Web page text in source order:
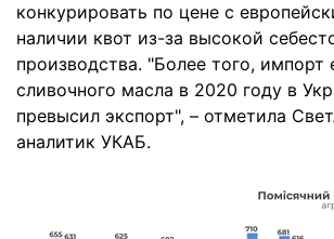
конкурировать по цене с
наличии квот из-за высокой
производства. "Более того, импорт
сливочного масла в 2020 году в
превысил экспорт", – отметила
аналитик УКАБ.